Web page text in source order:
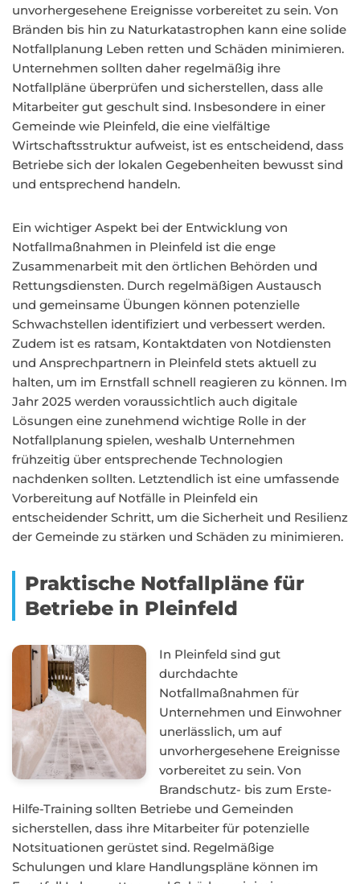
unvorhergesehene Ereignisse vorbereitet zu sein. Von
Bränden bis hin zu Naturkatastrophen kann eine solide
Notfallplanung Leben retten und Schäden minimieren.
Unternehmen sollten daher regelmäßig ihre
Notfallpläne überprüfen und sicherstellen, dass alle
Mitarbeiter gut geschult sind. Insbesondere in einer
Gemeinde wie Pleinfeld, die eine vielfältige
Wirtschaftsstruktur aufweist, ist es entscheidend, dass
Betriebe sich der lokalen Gegebenheiten bewusst sind
und entsprechend handeln.
Ein wichtiger Aspekt bei der Entwicklung von
Notfallmaßnahmen in Pleinfeld ist die enge
Zusammenarbeit mit den örtlichen Behörden und
Rettungsdiensten. Durch regelmäßigen Austausch
und gemeinsame Übungen können potenzielle
Schwachstellen identifiziert und verbessert werden.
Zudem ist es ratsam, Kontaktdaten von Notdiensten
und Ansprechpartnern in Pleinfeld stets aktuell zu
halten, um im Ernstfall schnell reagieren zu können. Im
Jahr 2025 werden voraussichtlich auch digitale
Lösungen eine zunehmend wichtige Rolle in der
Notfallplanung spielen, weshalb Unternehmen
frühzeitig über entsprechende Technologien
nachdenken sollten. Letztendlich ist eine umfassende
Vorbereitung auf Notfälle in Pleinfeld ein
entscheidender Schritt, um die Sicherheit und Resilienz
der Gemeinde zu stärken und Schäden zu minimieren.
Praktische Notfallpläne für
Betriebe in Pleinfeld
In Pleinfeld sind gut
durchdachte
Notfallmaßnahmen für
Unternehmen und Einwohner
unerlässlich, um auf
unvorhergesehene Ereignisse
vorbereitet zu sein. Von
Brandschutz- bis zum Erste-
Hilfe-Training sollten Betriebe und Gemeinden
sicherstellen, dass ihre Mitarbeiter für potenzielle
Notsituationen gerüstet sind. Regelmäßige
Schulungen und klare Handlungspläne können im